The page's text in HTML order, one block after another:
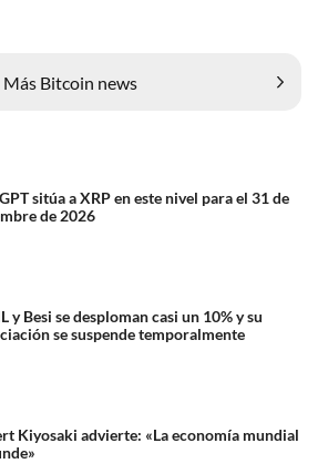
Más Bitcoin news
sitúa a XRP en este nivel para el 31 de
de 2026
y Besi se desploman casi un 10% y su
se suspende temporalmente
Kiyosaki advierte: «La economía mundial